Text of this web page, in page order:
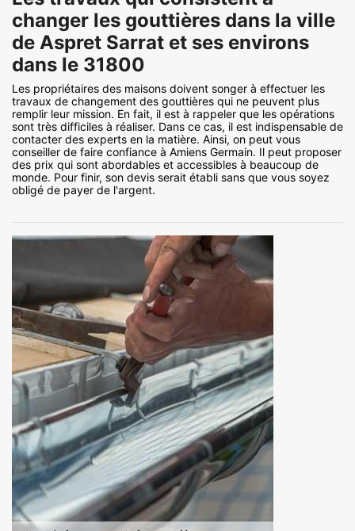
changer les gouttières dans la ville
de Aspret Sarrat et ses environs
dans le 31800
Les propriétaires des maisons doivent songer à effectuer les
travaux de changement des gouttières qui ne peuvent plus
remplir leur mission. En fait, il est à rappeler que les opérations
sont très difficiles à réaliser. Dans ce cas, il est indispensable de
contacter des experts en la matière. Ainsi, on peut vous
conseiller de faire confiance à Amiens Germain. Il peut proposer
des prix qui sont abordables et accessibles à beaucoup de
monde. Pour finir, son devis serait établi sans que vous soyez
obligé de payer de l'argent.